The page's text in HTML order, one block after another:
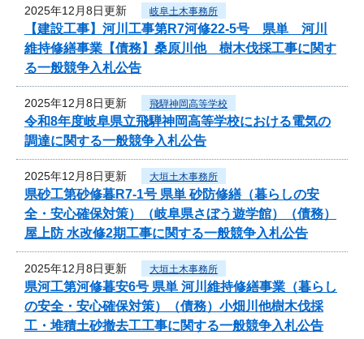
2025年12月8日更新 岐阜土木事務所
【建設工事】河川工事第R7河修22-5号 県単 河川
維持修繕事業【債務】桑原川他 樹木伐採工事に関す
る一般競争入札公告
2025年12月8日更新 飛騨神岡高等学校
令和8年度岐阜県立飛騨神岡高等学校における電気の
調達に関する一般競争入札公告
2025年12月8日更新 大垣土木事務所
県砂工第砂修暮R7-1号 県単 砂防修繕（暮らしの安
全・安心確保対策）（岐阜県さぼう遊学館）（債務）
屋上防 水改修2期工事に関する一般競争入札公告
2025年12月8日更新 大垣土木事務所
県河工第河修暮安6号 県単 河川維持修繕事業（暮らし
の安全・安心確保対策）（債務）小畑川他樹木伐採
工・堆積土砂撤去工工事に関する一般競争入札公告